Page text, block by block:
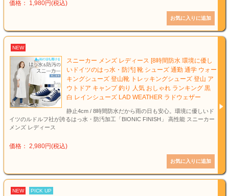
価格： 1,980円(税込)
NEW
スニーカー メンズ レディース [8時間防水 環境に優し
いドイツのはっ水・防汚] 靴 シューズ 通勤 通学 ウォー
キングシューズ 登山靴 トレッキングシューズ 登山 ア
ウトドア キャンプ 釣り 人気 おしゃれ ランキング 黒
白 レインシューズ LAD WEATHER ラドウェザー
静止4cm / 8時間防水だから雨の日も安心。環境に優しいド
イツのルドルフ社が誇るはっ水・防汚加工「BIONIC FINISH」 高性能 スニーカー
メンズ レディース
価格： 2,980円(税込)
NEW PICK UP